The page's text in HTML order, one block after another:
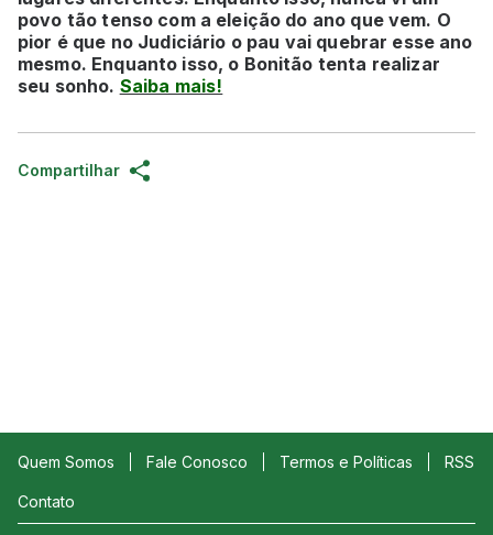
povo tão tenso com a eleição do ano que vem. O
pior é que no Judiciário o pau vai quebrar esse ano
mesmo. Enquanto isso, o Bonitão tenta realizar
seu sonho. Saiba mais!
Compartilhar
Quem Somos Fale Conosco Termos e Políticas RSS
Contato